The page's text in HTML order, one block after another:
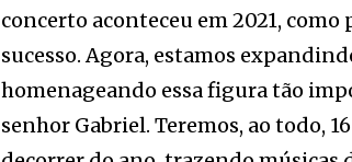
concerto aconteceu em 2021,
sucesso. Agora, estamos
homenageando essa figura tão
senhor Gabriel. Teremos, ao todo,